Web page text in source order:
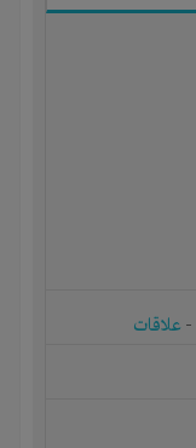
- علاقات